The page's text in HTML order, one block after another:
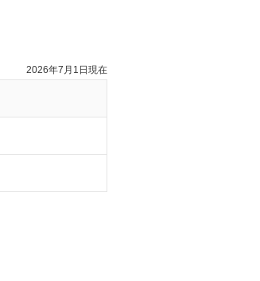
2026年7月1日現在